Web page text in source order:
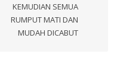
KEMUDIAN SEMUA
RUMPUT MATI DAN
MUDAH DICABUT